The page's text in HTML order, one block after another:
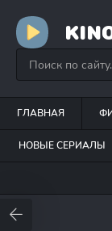
ГЛАВНАЯ
НОВЫЕ СЕРИАЛЫ